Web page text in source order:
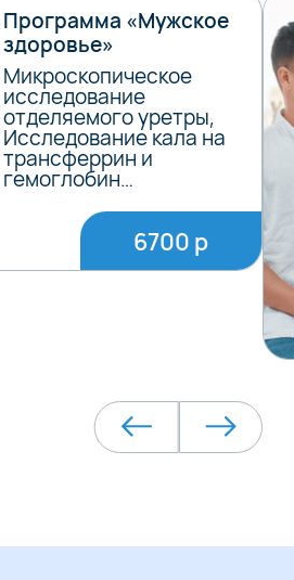
Программа «Мужское
здоровье»
Микроскопическое
исследование
отделяемого уретры,
Исследование кала на
трансферрин и
гемоглобин…
6700 р